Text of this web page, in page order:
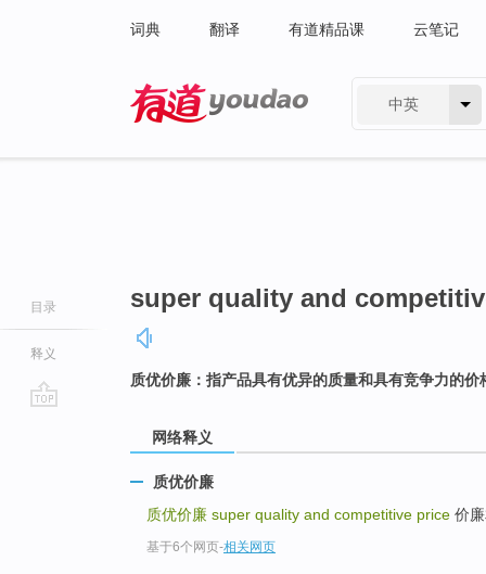
词典 翻译 有道精品课 云笔记
中英
目录
释义
super quality and
质优价廉：指产品具有优异的质量和具有竞争力的价
网络释义
质优价廉
质优价廉 super quality and competitive price 价
基于6个网页-相关网页